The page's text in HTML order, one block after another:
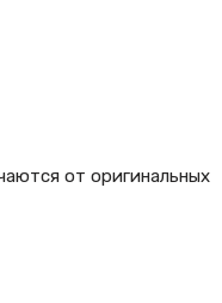
от оригинальных